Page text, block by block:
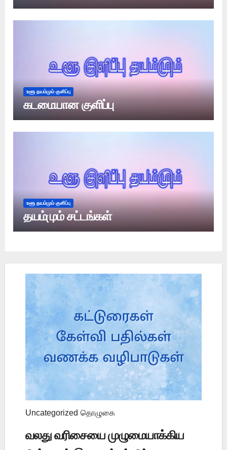
உளூ தயம்மும் குளிப்பு
கடமையான குளிப்பு
உளூ தயம்மும் குளிப்பு
தயம்மும் சட்டங்கள்
Uncategorized தொழுகை
வலது வரிசையை முழுமையாக்கிய